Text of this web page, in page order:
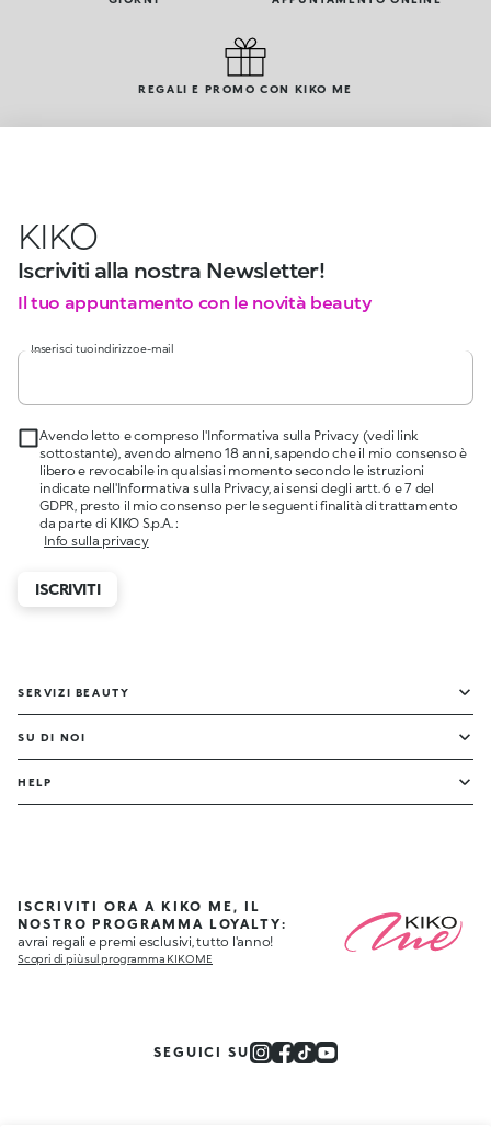
REGALI E PROMO CON KIKO ME
KIKO
Iscriviti alla nostra Newsletter!
Il tuo appuntamento con le novità beauty
Inserisci tuo indirizzo e-mail
Avendo letto e compreso l'Informativa sulla Privacy (vedi link
sottostante), avendo almeno 18 anni, sapendo che il mio consenso è
libero e revocabile in qualsiasi momento secondo le istruzioni
indicate nell'Informativa sulla Privacy, ai sensi degli artt. 6 e 7 del
GDPR, presto il mio consenso per le seguenti finalità di trattamento
da parte di KIKO S.p.A. :
Info sulla privacy
ISCRIVITI
SERVIZI BEAUTY
SU DI NOI
HELP
ISCRIVITI ORA A KIKO ME, IL
NOSTRO PROGRAMMA LOYALTY:
avrai regali e premi esclusivi, tutto l'anno!
Scopri di più sul programma KIKO ME
SEGUICI SU